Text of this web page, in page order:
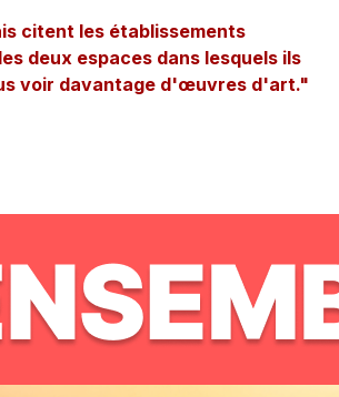
citent les établissements
deux espaces dans lesquels ils
voir davantage d'œuvres d'art."